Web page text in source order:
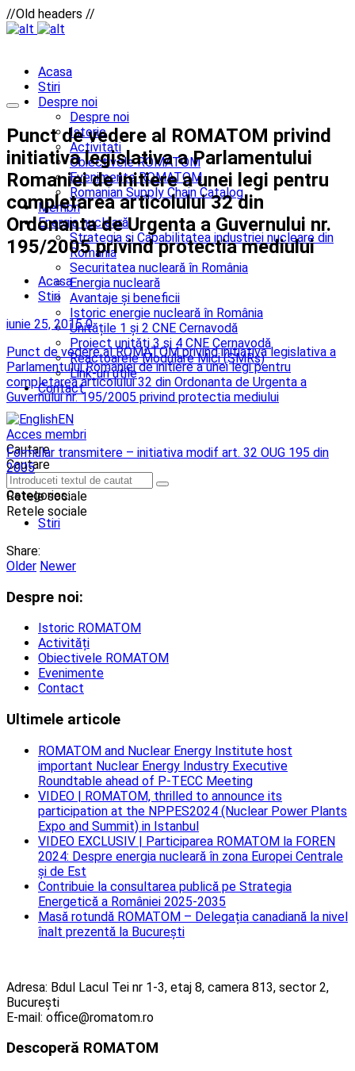
//Old headers //
Acasa
Stiri
Despre noi
Despre noi
Istoric
Activitati
Obiectivele ROMATOM
Evenimente ROMATOM
Romanian Supply Chain Catalog
Membri
Energia nucleară
Strategia și Capabilitatea industriei nucleare din
România
Securitatea nucleară în România
Energia nucleară
Avantaje și beneficii
Istoric energie nucleară în România
Unitățile 1 și 2 CNE Cernavodă
Proiect unități 3 și 4 CNE Cernavodă
Reactoarele Modulare Mici (SMRs)
Link-uri utile
Contact
EN
Acces membri
Cautare
Cautare
Retele sociale
Retele sociale
Punct de vedere al ROMATOM privind
initiativa legislativa a Parlamentului
Romaniei de initiere a unei legi pentru
completarea articolului 32 din
Ordonanta de Urgenta a Guvernului nr.
195/2005 privind protectia mediului
Acasa
Stiri
iunie 25, 2015 0
Punct de vedere al ROMATOM privind initiativa legislativa a
Parlamentului Romaniei de initiere a unei legi pentru
completarea articolului 32 din Ordonanta de Urgenta a
Guvernului nr. 195/2005 privind protectia mediului
Formular transmitere – initiativa modif art. 32 OUG 195 din
2005
Categories:
Stiri
Share:
Older Newer
Despre noi:
Istoric ROMATOM
Activități
Obiectivele ROMATOM
Evenimente
Contact
Ultimele articole
ROMATOM and Nuclear Energy Institute host
important Nuclear Energy Industry Executive
Roundtable ahead of P-TECC Meeting
VIDEO | ROMATOM, thrilled to announce its
participation at the NPPES2024 (Nuclear Power Plants
Expo and Summit) in Istanbul
VIDEO EXCLUSIV | Participarea ROMATOM la FOREN
2024: Despre energia nucleară în zona Europei Centrale
și de Est
Contribuie la consultarea publică pe Strategia
Energetică a României 2025-2035
Masă rotundă ROMATOM – Delegația canadiană la nivel
înalt prezentă la București
Adresa: Bdul Lacul Tei nr 1-3, etaj 8, camera 813, sector 2,
București
E-mail: office@romatom.ro
Descoperă ROMATOM